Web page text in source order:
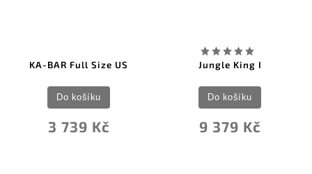
Jungle King I
9 379 Kč
Do košíku
KA-BAR USMC Vietnam
3 982 Kč
Do košíku